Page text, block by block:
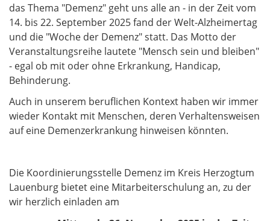
das Thema "Demenz" geht uns alle an - in der Zeit vom
14. bis 22. September 2025 fand der Welt-Alzheimertag
und die "Woche der Demenz" statt. Das Motto der
Veranstaltungsreihe lautete "Mensch sein und bleiben"
- egal ob mit oder ohne Erkrankung, Handicap,
Behinderung.
Auch in unserem beruflichen Kontext haben wir immer
wieder Kontakt mit Menschen, deren Verhaltensweisen
auf eine Demenzerkrankung hinweisen könnten.
Die Koordinierungsstelle Demenz im Kreis Herzogtum
Lauenburg bietet eine Mitarbeiterschulung an, zu der
wir herzlich einladen am